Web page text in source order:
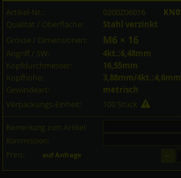
Artikel-Nr.:
0200Z06016
Qualität / Oberfläche:
Stahl verzinkt
Grösse / Dimensionen:
M6 × 16
Angriff / SW:
4kt.:6,48mm
Kopfdurchmesser:
16,55mm
Kopfhöhe:
3,88mm/4kt.:4,6mm
Gewindeart:
metrisch
Verpackungs-Einheit:
100 Stück
Bemerkung zum Artikel:
Kommission:
Preis:
auf Anfrage